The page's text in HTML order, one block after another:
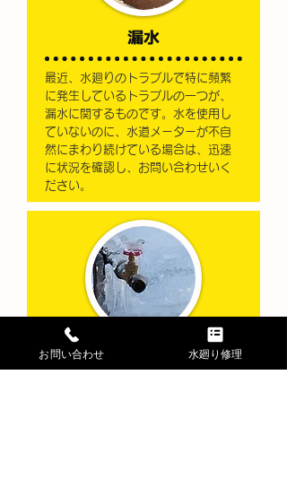
漏水
最近、水廻りのトラブルで特に頻繁
に発生しているトラブルの一つが、
漏水に関するものです。水を使用し
ていないのに、水道メーターが不自
然にまわり続けている場合は、迅速
に状況を確認し、お問い合わせいく
ださい。
お問い合わせ 水廻り修理